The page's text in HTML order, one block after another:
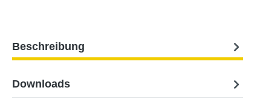
Beschreibung
Downloads